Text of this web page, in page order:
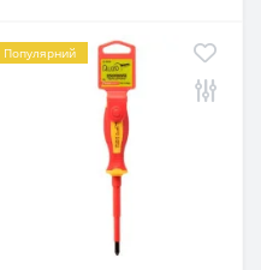
Популярний